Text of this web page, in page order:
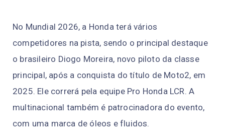
No Mundial 2026, a Honda terá vários
competidores na pista, sendo o principal destaque
o brasileiro Diogo Moreira, novo piloto da classe
principal, após a conquista do título de Moto2, em
2025. Ele correrá pela equipe Pro Honda LCR. A
multinacional também é patrocinadora do evento,
com uma marca de óleos e fluidos.